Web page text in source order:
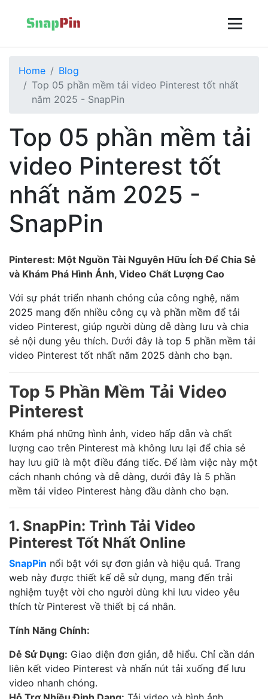
Home
Blog
Top 05 phần mềm tải video Pinterest tốt nhất
năm 2025 - SnapPin
Top 05 phần mềm tải
video Pinterest tốt
nhất năm 2025 -
SnapPin
Pinterest: Một Nguồn Tài Nguyên Hữu Ích Để Chia Sẻ
và Khám Phá Hình Ảnh, Video Chất Lượng Cao
Với sự phát triển nhanh chóng của công nghệ, năm
2025 mang đến nhiều công cụ và phần mềm để tải
video Pinterest, giúp người dùng dễ dàng lưu và chia
sẻ nội dung yêu thích. Dưới đây là top 5 phần mềm tải
video Pinterest tốt nhất năm 2025 dành cho bạn.
Top 5 Phần Mềm Tải Video
Pinterest
Khám phá những hình ảnh, video hấp dẫn và chất
lượng cao trên Pinterest mà không lưu lại để chia sẻ
hay lưu giữ là một điều đáng tiếc. Để làm việc này một
cách nhanh chóng và dễ dàng, dưới đây là 5 phần
mềm tải video Pinterest hàng đầu dành cho bạn.
1. SnapPin: Trình Tải Video
Pinterest Tốt Nhất Online
SnapPin nổi bật với sự đơn giản và hiệu quả. Trang
web này được thiết kế dễ sử dụng, mang đến trải
nghiệm tuyệt vời cho người dùng khi lưu video yêu
thích từ Pinterest về thiết bị cá nhân.
Tính Năng Chính:
Dễ Sử Dụng: Giao diện đơn giản, dễ hiểu. Chỉ cần dán
liên kết video Pinterest và nhấn nút tải xuống để lưu
video nhanh chóng.